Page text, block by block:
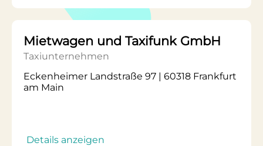
Mietwagen und Taxifunk GmbH
Taxiunternehmen
Eckenheimer Landstraße 97 | 60318 Frankfurt
am Main
Details anzeigen